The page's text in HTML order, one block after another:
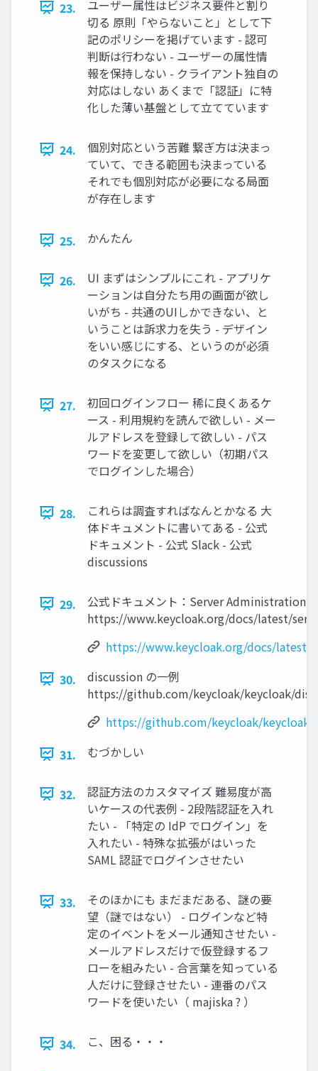
23.
ユーザー属性はビジネス要件と割り
切る 原則「やらないこと」として下
記のポリシーを掲げています - 認可
判断は行わない - ユーザーの属性情
報を保持しない - クライアント独自の
対応はしない あくまで「認証」に特
化した薄い基盤として立てています
24.
個別対応という苦難 繋ぎ方は決まっ
ていて、できる範囲も決まっている
それでも個別対応が必要になる局面
が存在します
25. かんたん
26.
UI まずはシンプルにこれ - アプリケ
ーションは自分たち用の画面が欲し
いがち - 共通のUIしかできない、と
いうことは訴求力を失う - デザイン
をいい感じにする、というのが必須
のタスクになる
27.
初回ログインフロー 稀に良くあるケ
ース - 利用規約を読んで欲しい - メー
ルアドレスを登録して欲しい - パス
ワードを変更して欲しい（初期パス
でログインした場合）
28.
これらは調査すればなんとかなる 大
体ドキュメントに書いてある - 公式
ドキュメント - 公式 Slack - 公式
discussions
29.
公式ドキュメント：Server Administration
https://www.keycloak.org/docs/latest/
https://www.keycloak.org/docs/latest/
30.
discussion の一例
https://github.com/keycloak/keycloak/
https://github.com/keycloak/keycloak/
31.
むづかしい
32.
認証方法のカスタマイズ 難易度が高
いケースの代表例 - 2段階認証を入れ
たい - 「特定の IdP でログイン」を
入れたい - 特殊な拡張がはいった
SAML 認証でログインさせたい
33.
そのほかにも まだまだある、謎の要
望（謎ではない） - ログインなど特
定のイベントをメール通知させたい -
メールアドレスだけで仮登録するフ
ローを組みたい - 合言葉を知っている
人だけに登録させたい - 連番のパス
ワードを使いたい（ majiska ? ）
34. こ、困る・・・